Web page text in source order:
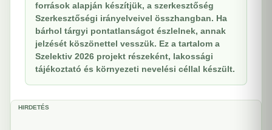
források alapján készítjük, a szerkesztőség
Szerkesztőségi irányelveivel összhangban. Ha
bárhol tárgyi pontatlanságot észlelnek, annak
jelzését köszönettel vesszük. Ez a tartalom a
Szelektiv 2026 projekt részeként, lakossági
tájékoztató és környezeti nevelési céllal készült.
HIRDETÉS